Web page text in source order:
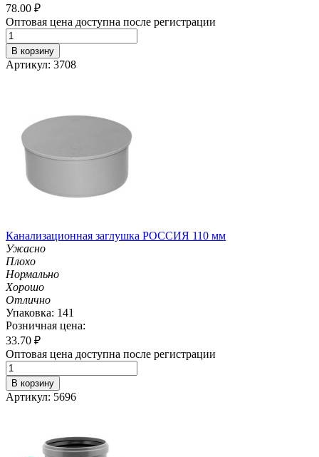
78.00 ₽
Оптовая цена доступна после регистрации
В корзину
Артикул: 3708
Канализационная заглушка РОССИЯ 110 мм
Ужасно
Плохо
Нормально
Хорошо
Отлично
Упаковка: 141
Розничная цена:
33.70 ₽
Оптовая цена доступна после регистрации
В корзину
Артикул: 5696